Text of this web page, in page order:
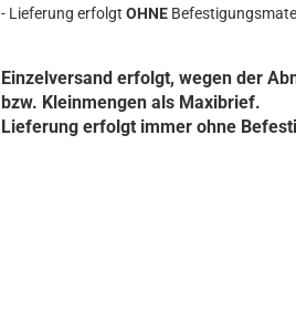
- Lieferung erfolgt OHNE
Einzelversand erfolgt, wegen der
bzw. Kleinmengen als Maxibrief.
Lieferung erfolgt immer ohne